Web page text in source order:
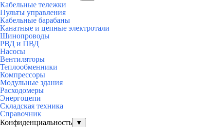
Кабельные тележки
Пульты управления
Кабельные барабаны
Канатные и цепные электротали
Шинопроводы
РВД и ПВД
Насосы
Вентиляторы
Теплообменники
Компрессоры
Модульные здания
Расходомеры
Энергоцепи
Складская техника
Справочник
Конфиденциальность
▼